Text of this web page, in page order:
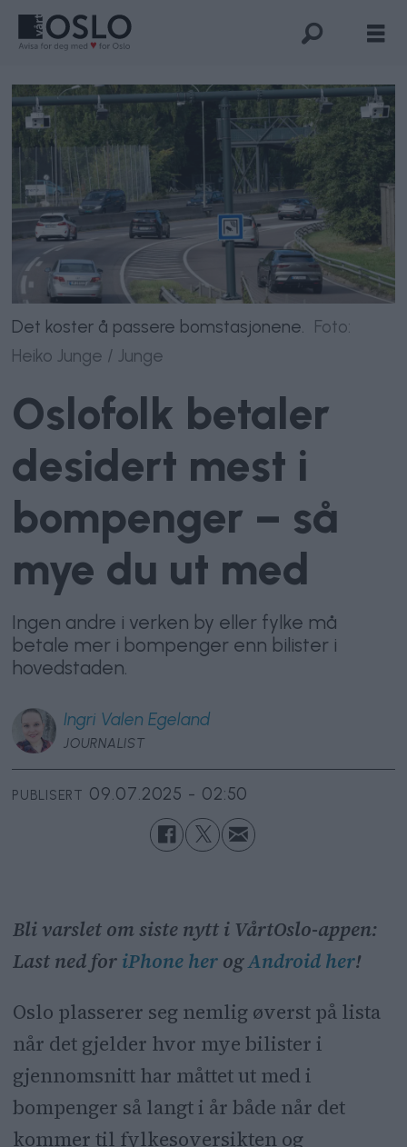
Det koster å passere bomstasjonene. Foto:
Heiko Junge / Junge
Oslofolk betaler
desidert mest i
bompenger – så
mye du ut med
Ingen andre i verken by eller fylke må
betale mer i bompenger enn bilister i
hovedstaden.
Ingri Valen Egeland
JOURNALIST
PUBLISERT 09.07.2025 - 02:50
Bli varslet om siste nytt i VårtOslo-appen:
Last ned for iPhone herogAndroid her!
Oslo plasserer seg nemlig øverst på lista
når det gjelder hvor mye bilister i
gjennomsnitt har måttet ut med i
bompenger så langt i år både når det
kommer til fylkesoversikten og